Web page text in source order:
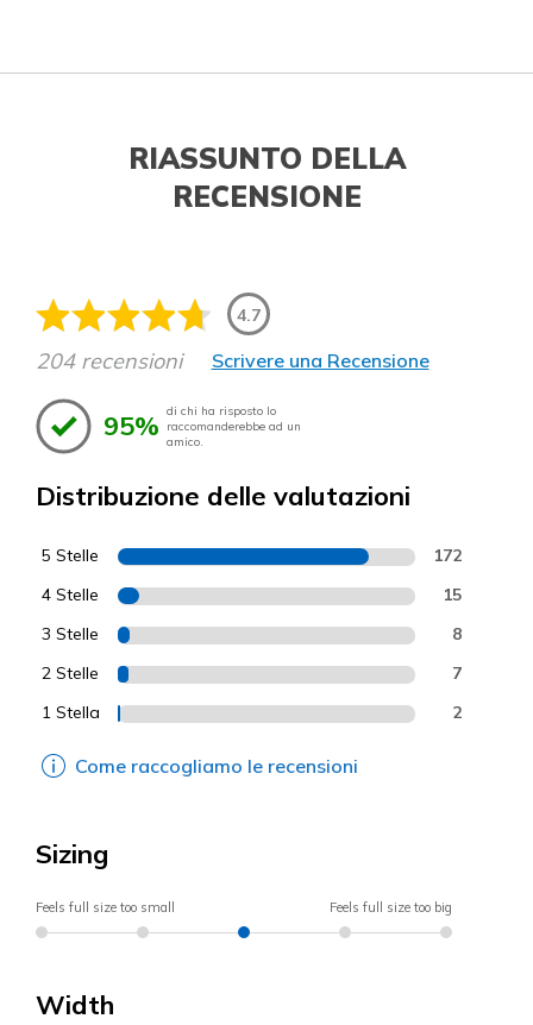
RIASSUNTO DELLA
RECENSIONE
4.7
204 recensioni Scrivere una Recensione
95% di chi ha risposto lo
raccomanderebbe ad un
amico.
Distribuzione delle valutazioni
5 Stelle 172
4 Stelle 15
3 Stelle 8
2 Stelle 7
1 Stella 2
Come raccogliamo le recensioni
Sizing
Feels full size too small Feels full size too big
Width